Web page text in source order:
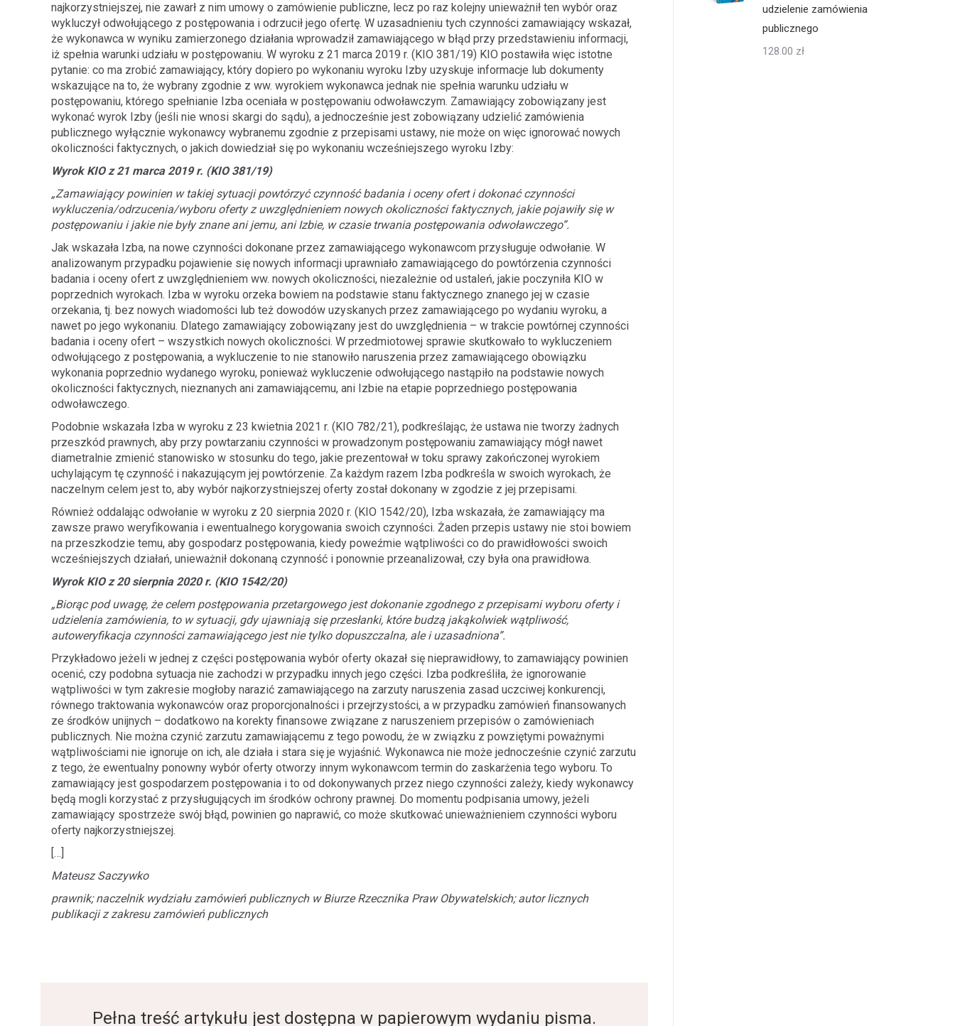
najkorzystniejszej, nie zawarł z nim umowy o zamówienie publiczne, lecz po raz kolejny unieważnił ten wybór oraz
wykluczył odwołującego z postępowania i odrzucił jego ofertę. W uzasadnieniu tych czynności zamawiający wskazał,
że wykonawca w wyniku zamierzonego działania wprowadził zamawiającego w błąd przy przedstawieniu informacji,
iż spełnia warunki udziału w postępowaniu. W wyroku z 21 marca 2019 r. (KIO 381/19) KIO postawiła więc istotne
pytanie: co ma zrobić zamawiający, który dopiero po wykonaniu wyroku Izby uzyskuje informacje lub dokumenty
wskazujące na to, że wybrany zgodnie z ww. wyrokiem wykonawca jednak nie spełnia warunku udziału w
postępowaniu, którego spełnianie Izba oceniała w postępowaniu odwoławczym. Zamawiający zobowiązany jest
wykonać wyrok Izby (jeśli nie wnosi skargi do sądu), a jednocześnie jest zobowiązany udzielić zamówienia
publicznego wyłącznie wykonawcy wybranemu zgodnie z przepisami ustawy, nie może on więc ignorować nowych
okoliczności faktycznych, o jakich dowiedział się po wykonaniu wcześniejszego wyroku Izby:
Wyrok KIO z 21 marca 2019 r. (KIO 381/19)
„Zamawiający powinien w takiej sytuacji powtórzyć czynność badania i oceny ofert i dokonać czynności
wykluczenia/odrzucenia/wyboru oferty z uwzględnieniem nowych okoliczności faktycznych, jakie pojawiły się w
postępowaniu i jakie nie były znane ani jemu, ani Izbie, w czasie trwania postępowania odwoławczego”.
Jak wskazała Izba, na nowe czynności dokonane przez zamawiającego wykonawcom przysługuje odwołanie. W
analizowanym przypadku pojawienie się nowych informacji uprawniało zamawiającego do powtórzenia czynności
badania i oceny ofert z uwzględnieniem ww. nowych okoliczności, niezależnie od ustaleń, jakie poczyniła KIO w
poprzednich wyrokach. Izba w wyroku orzeka bowiem na podstawie stanu faktycznego znanego jej w czasie
orzekania, tj. bez nowych wiadomości lub też dowodów uzyskanych przez zamawiającego po wydaniu wyroku, a
nawet po jego wykonaniu. Dlatego zamawiający zobowiązany jest do uwzględnienia – w trakcie powtórnej czynności
badania i oceny ofert – wszystkich nowych okoliczności. W przedmiotowej sprawie skutkowało to wykluczeniem
odwołującego z postępowania, a wykluczenie to nie stanowiło naruszenia przez zamawiającego obowiązku
wykonania poprzednio wydanego wyroku, ponieważ wykluczenie odwołującego nastąpiło na podstawie nowych
okoliczności faktycznych, nieznanych ani zamawiającemu, ani Izbie na etapie poprzedniego postępowania
odwoławczego.
Podobnie wskazała Izba w wyroku z 23 kwietnia 2021 r. (KIO 782/21), podkreślając, że ustawa nie tworzy żadnych
przeszkód prawnych, aby przy powtarzaniu czynności w prowadzonym postępowaniu zamawiający mógł nawet
diametralnie zmienić stanowisko w stosunku do tego, jakie prezentował w toku sprawy zakończonej wyrokiem
uchylającym tę czynność i nakazującym jej powtórzenie. Za każdym razem Izba podkreśla w swoich wyrokach, że
naczelnym celem jest to, aby wybór najkorzystniejszej oferty został dokonany w zgodzie z jej przepisami.
Również oddalając odwołanie w wyroku z 20 sierpnia 2020 r. (KIO 1542/20), Izba wskazała, że zamawiający ma
zawsze prawo weryfikowania i ewentualnego korygowania swoich czynności. Żaden przepis ustawy nie stoi bowiem
na przeszkodzie temu, aby gospodarz postępowania, kiedy poweźmie wątpliwości co do prawidłowości swoich
wcześniejszych działań, unieważnił dokonaną czynność i ponownie przeanalizował, czy była ona prawidłowa.
Wyrok KIO z 20 sierpnia 2020 r. (KIO 1542/20)
„Biorąc pod uwagę, że celem postępowania przetargowego jest dokonanie zgodnego z przepisami wyboru oferty i
udzielenia zamówienia, to w sytuacji, gdy ujawniają się przesłanki, które budzą jakąkolwiek wątpliwość,
autoweryfikacja czynności zamawiającego jest nie tylko dopuszczalna, ale i uzasadniona”.
Przykładowo jeżeli w jednej z części postępowania wybór oferty okazał się nieprawidłowy, to zamawiający powinien
ocenić, czy podobna sytuacja nie zachodzi w przypadku innych jego części. Izba podkreśliła, że ignorowanie
wątpliwości w tym zakresie mogłoby narazić zamawiającego na zarzuty naruszenia zasad uczciwej konkurencji,
równego traktowania wykonawców oraz proporcjonalności i przejrzystości, a w przypadku zamówień finansowanych
ze środków unijnych – dodatkowo na korekty finansowe związane z naruszeniem przepisów o zamówieniach
publicznych. Nie można czynić zarzutu zamawiającemu z tego powodu, że w związku z powziętymi poważnymi
wątpliwościami nie ignoruje on ich, ale działa i stara się je wyjaśnić. Wykonawca nie może jednocześnie czynić zarzutu
z tego, że ewentualny ponowny wybór oferty otworzy innym wykonawcom termin do zaskarżenia tego wyboru. To
zamawiający jest gospodarzem postępowania i to od dokonywanych przez niego czynności zależy, kiedy wykonawcy
będą mogli korzystać z przysługujących im środków ochrony prawnej. Do momentu podpisania umowy, jeżeli
zamawiający spostrzeże swój błąd, powinien go naprawić, co może skutkować unieważnieniem czynności wyboru
oferty najkorzystniejszej.
[…]
Mateusz Saczywko
prawnik; naczelnik wydziału zamówień publicznych w Biurze Rzecznika Praw Obywatelskich; autor licznych
publikacji z zakresu zamówień publicznych
Pełna treść artykułu jest dostępna w papierowym wydaniu pisma.
udzielenie zamówienia
publicznego
128.00 zł